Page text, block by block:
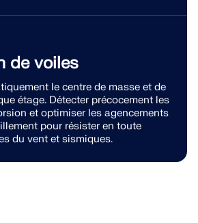
de voiles
le centre de masse et de
étage. Détecter précocement les
et optimiser les agencements
pour résister en toute
du vent et sismiques.